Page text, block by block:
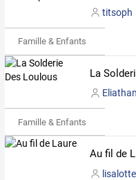
titsoph
Famille & Enfants
Eliathan
Famille & Enfants
Au fil de
lisalotte